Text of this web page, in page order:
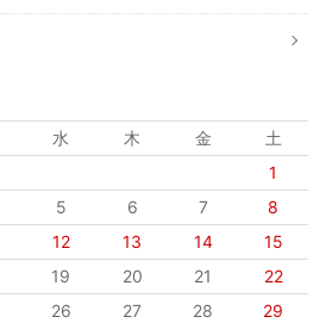
水 木 金
土
1
5 6 7
8
12 13 14
15
19 20 21
22
26 27 28
29